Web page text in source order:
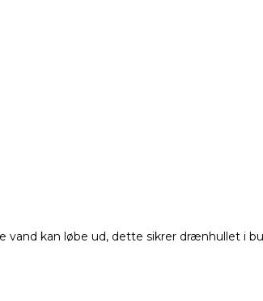
vand kan løbe ud, dette sikrer drænhullet i